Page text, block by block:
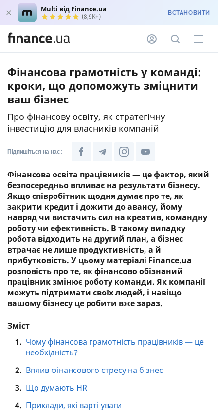
Multi від Finance.ua
(8,9K+) ВСТАНОВИТИ
Фінансова грамотність у команді:
кроки, що допоможуть зміцнити
ваш бізнес
Про фінансову освіту, як стратегічну
інвестицію для власників компаній
Підпишіться на нас:
Фінансова освіта працівників — це фактор, який
безпосередньо впливає на результати бізнесу.
Якщо співробітник щодня думає про те, як
закрити кредит і дожити до авансу, йому
навряд чи вистачить сил на креатив, командну
роботу чи ефективність. В такому випадку
робота відходить на другий план, а бізнес
втрачає не лише продуктивність, а й
прибутковість. У цьому матеріалі Finance.ua
розповість про те, як фінансово обізнаний
працівник змінює роботу команди. Як компанії
можуть підтримати своїх людей, і навіщо
вашому бізнесу це робити вже зараз.
Зміст
1. Чому фінансова грамотність працівників — це
необхідність?
2. Вплив фінансового стресу на бізнес
3. Що думають HR
4. Приклади, які варті уваги